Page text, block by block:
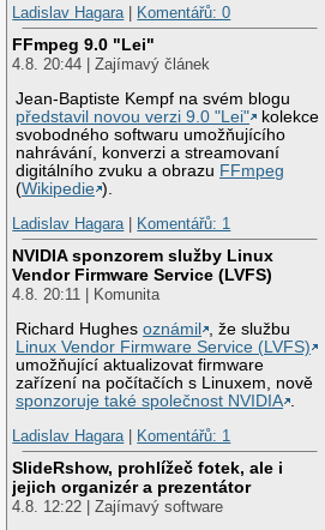
Ladislav Hagara| Komentářů: 0
FFmpeg 9.0 "Lei"
4.8. 20:44 | Zajímavý článek
Jean-Baptiste Kempf na svém blogu
představil novou verzi 9.0 "Lei"
kolekce
svobodného softwaru umožňujícího
nahrávání, konverzi a streamovaní
digitálního zvuku a obrazu FFmpeg
(Wikipedie ).
Ladislav Hagara| Komentářů: 1
NVIDIA sponzorem služby Linux
Vendor Firmware Service (LVFS)
4.8. 20:11 | Komunita
Richard Hughesoznámil
, že službu
Linux Vendor Firmware Service (LVFS)
umožňující aktualizovat firmware
zařízení na počítačích s Linuxem, nově
sponzoruje také společnost NVIDIA
Ladislav Hagara| Komentářů: 1
SlideRshow, prohlížeč fotek, ale i
jejich organizér a prezentátor
4.8. 12:22 | Zajímavý software